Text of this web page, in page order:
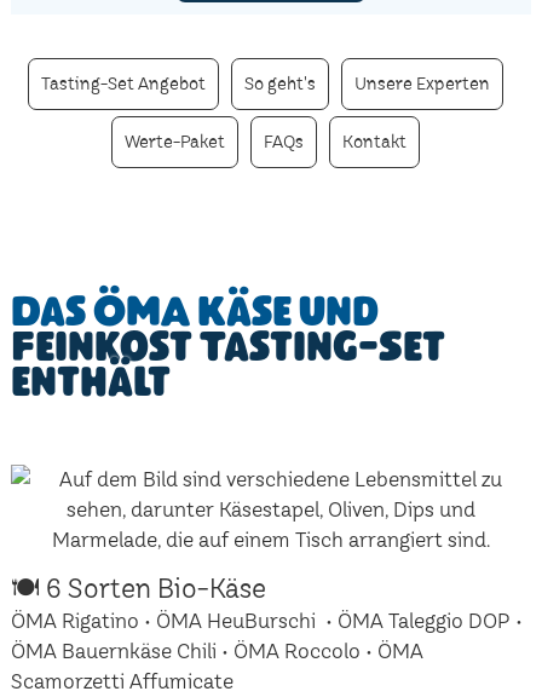
Tasting-Set Angebot So geht's Unsere Experten
Werte-Paket FAQs Kontakt
Das ÖMA Käse und
Feinkost Tasting-Set
enthält
🍽 6 Sorten Bio-Käse
ÖMA Rigatino • ÖMA HeuBurschi • ÖMA Taleggio DOP •
ÖMA Bauernkäse Chili • ÖMA Roccolo • ÖMA
Scamorzetti Affumicate